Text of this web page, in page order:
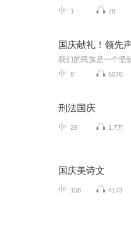
1 78
国庆献礼！领先
8 6076
刑法国庆
26 1.7万
国庆美诗文
108 4173